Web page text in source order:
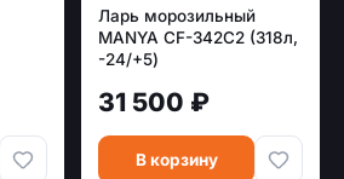
Ларь морозильный
MANYA CF-342C2 (318л,
-24/+5)
31 500 ₽
В корзину